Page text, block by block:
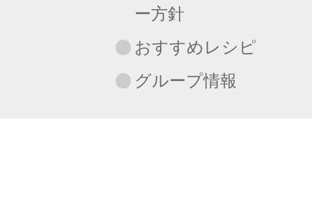
ー方針
おすすめレシピ
グループ情報